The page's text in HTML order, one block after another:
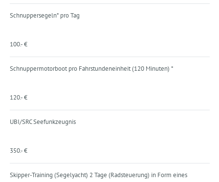
Schnuppersegeln* pro Tag
100.- €
Schnuppermotorboot pro Fahrstundeneinheit (120 Minuten) *
120.- €
UBI/SRC Seefunkzeugnis
350.- €
Skipper-Training (Segelyacht) 2 Tage (Radsteuerung) in Form eines